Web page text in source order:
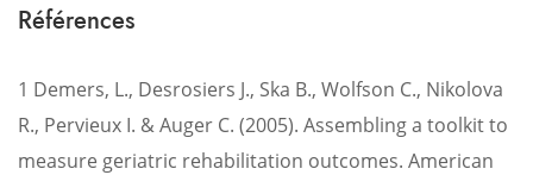
Références
1 Demers, L., Desrosiers J., Ska B., Wolfson C., Nikolova
R., Pervieux I. & Auger C. (2005). Assembling a toolkit to
measure geriatric rehabilitation outcomes. American